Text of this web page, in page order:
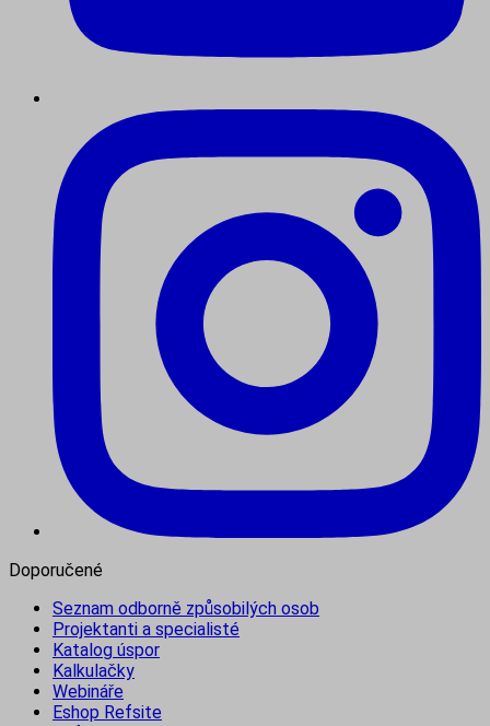
Doporučené
Seznam odborně způsobilých osob
Projektanti a specialisté
Katalog úspor
Kalkulačky
Webináře
Eshop Refsite